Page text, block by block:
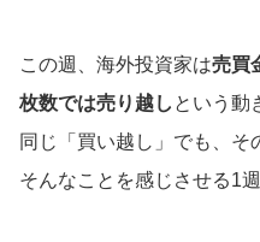
この週、海外投資家は売買
枚数では売り越し という動
同じ「買い越し」でも、そ
そんなことを感じさせる1週